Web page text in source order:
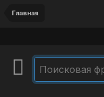
Главная